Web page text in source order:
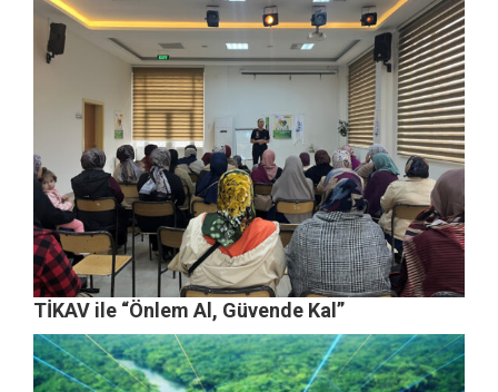
TİKAV ile “Önlem Al, Güvende Kal”